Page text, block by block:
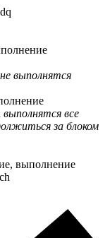
выполнятся
выполнятся все
за блоком
выполнение